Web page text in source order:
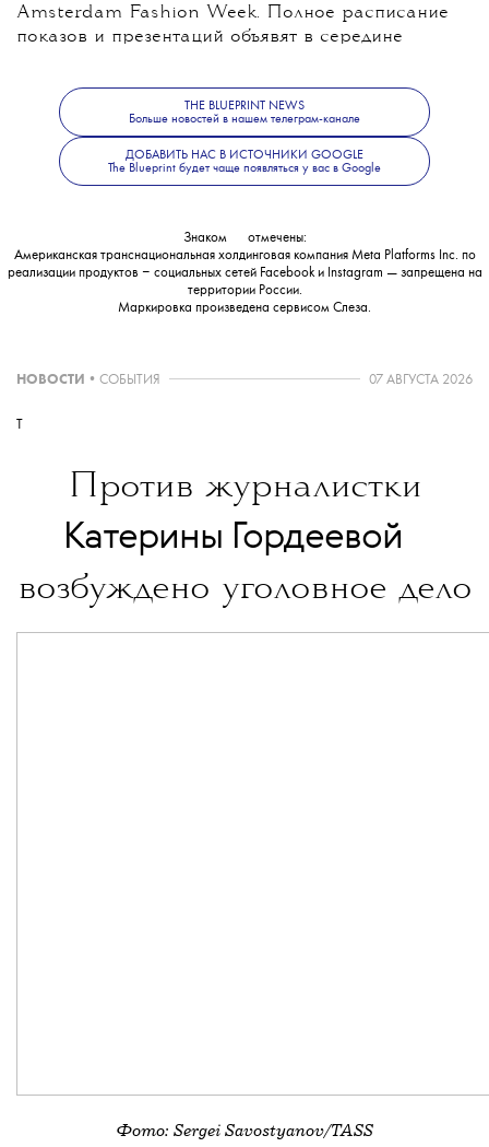
Amsterdam Fashion Week. Полное расписание
показов и презентаций объявят ​в середине
THE BLUEPRINT NEWS
Больше новостей в нашем телеграм-канале
ДОБАВИТЬ НАС В ИСТОЧНИКИ GOOGLE
The Blueprint будет чаще появляться у вас в Google
Знаком
отмечены:
Американская транснациональная холдинговая компания Meta Platforms Inc. по
реализации продуктов ‒ социальных сетей Facebook и Instagram — запрещена на
территории России.
Маркировка произведена сервисом Слеза.
НОВОСТИ • СОБЫТИЯ 07 АВГУСТА 2026
T
Против журналистки
Катерины Гордеевой
возбуждено уголовное дело
Фото: Sergei Savostyanov/TASS